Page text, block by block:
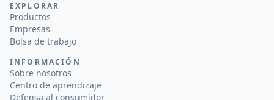
EXPLORAR
Productos
Empresas
Bolsa de trabajo
INFORMACIÓN
Sobre nosotros
Centro de aprendizaje
Defensa al consumidor